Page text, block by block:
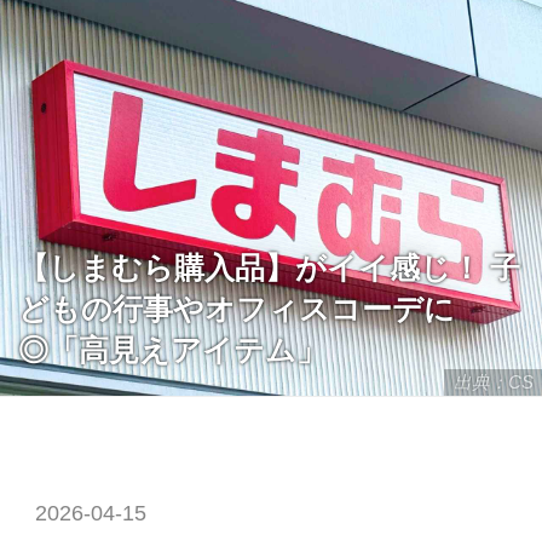
出典：CS
【しまむら購入品】がイイ感じ！ 子
どもの行事やオフィスコーデに
◎「高見えアイテム」
2026-04-15